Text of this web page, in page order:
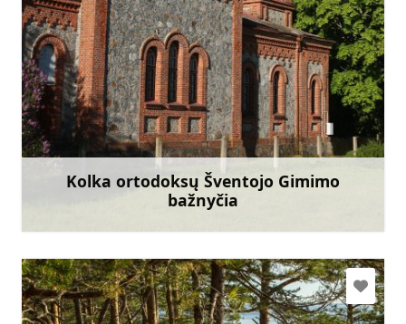
Kolka ortodoksų Šventojo Gimimo
bažnyčia
+371 22070152